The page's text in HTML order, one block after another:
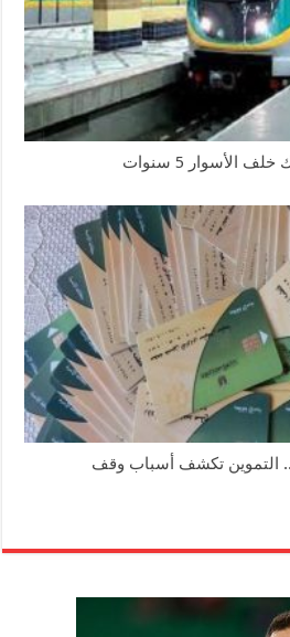
5 سنوات
التموين تكشف أسباب وقف